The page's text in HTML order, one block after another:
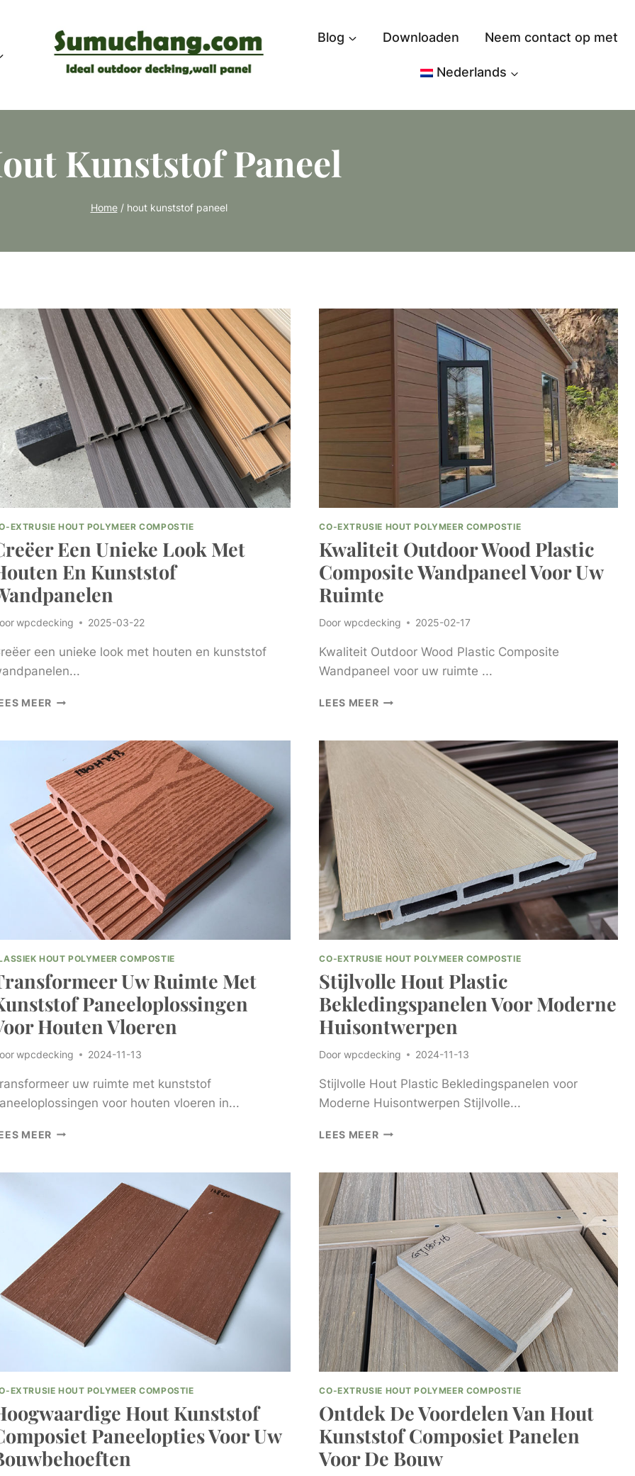
Blog Downloaden Neem contact op met
Nederlands
Kunststof Paneel
Home / hout kunststof paneel
EXTRUSIE HOUT POLYMEER COMPOSTIE
Een Unieke Look Met
En Kunststof
wpcdecking 2025-03-22
een unieke look met houten en kunststof
MEERCREËER
LOOK
HOUTEN
EN
KUNSTSTOF
WANDPANELEN
CO-EXTRUSIE HOUT POLYMEER COMPOSTIE
Kwaliteit Outdoor Wood Plastic
Composite Wandpaneel Voor Uw
Ruimte
Door wpcdecking 2025-02-17
Kwaliteit Outdoor Wood Plastic Composite
Wandpaneel voor uw ruimte ...
LEES MEERKWALITEIT
PLASTIC
COMPOSITE
WANDPANEEL
UW
RUIMTE
HOUT POLYMEER COMPOSTIE
Uw Ruimte Met
Paneeloplossingen
Houten Vloeren
wpcdecking 2024-11-13
uw ruimte met kunststof
voor houten vloeren in...
MEERTRANSFORMEER
MET
KUNSTSTOF
PANEELOPLOSSINGEN
VOOR
HOUTEN
VLOEREN
CO-EXTRUSIE HOUT POLYMEER COMPOSTIE
Stijlvolle Hout Plastic
Bekledingspanelen Voor Moderne
Huisontwerpen
Door wpcdecking 2024-11-13
Stijlvolle Hout Plastic Bekledingspanelen voor
Moderne Huisontwerpen Stijlvolle...
LEES MEERSTIJLVOLLE
BEKLEDINGSPANELEN
VOOR
MODERNE
HUISONTWERPEN
EXTRUSIE HOUT POLYMEER COMPOSTIE
Hout Kunststof
Paneelopties Voor Uw
CO-EXTRUSIE HOUT POLYMEER COMPOSTIE
Ontdek De Voordelen Van Hout
Kunststof Composiet Panelen
Voor De Bouw